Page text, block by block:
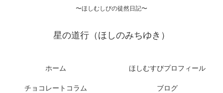
〜ほしむしびの徒然日記〜
星の道行（ほしのみちゆき）
ホーム ほしむすびプロフィール
チョコレートコラム ブログ